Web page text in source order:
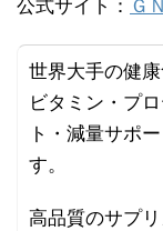
公式サイト： Ｇ
世界大手の健康
ビタミン・プ
ト・減量サポ
す。
高品質のサプ